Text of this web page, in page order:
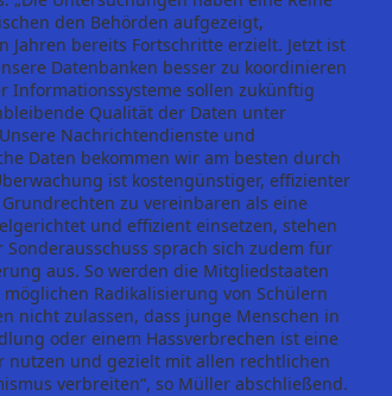
den Behörden aufgezeigt,
bereits Fortschritte erzielt. Jetzt ist
Datenbanken besser zu koordinieren
Informationssysteme sollen zukünftig
Qualität der Daten unter
Nachrichtendienste und
Daten bekommen wir am besten durch
ist kostengünstiger, effizienter
zu vereinbaren als eine
und effizient einsetzen, stehen
sprach sich zudem für
aus. So werden die Mitgliedstaaten
Radikalisierung von Schülern
nicht zulassen, dass junge Menschen in
oder einem Hassverbrechen ist eine
nutzen und gezielt mit allen rechtlichen
verbreiten“, so Müller abschließend.